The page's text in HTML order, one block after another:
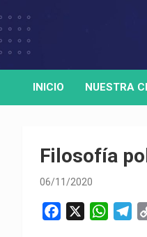
to
HORA32
Medio de comunicación
INICIO NUESTRA
Filosofía
06/11/2020
W